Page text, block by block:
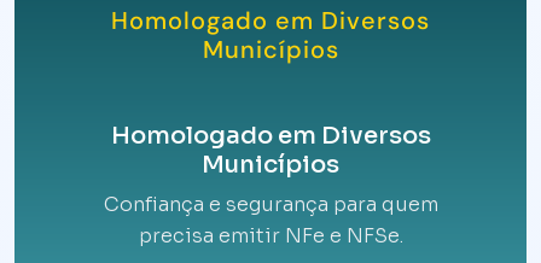
Homologado em Diversos
Municípios
Homologado em Diversos
Municípios
Confiança e segurança para quem
precisa emitir NFe e NFSe.